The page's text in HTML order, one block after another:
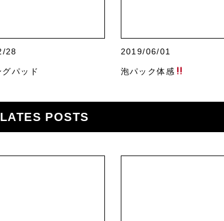
28
グパッド
2019/06/01
泡パック体感
POSTS